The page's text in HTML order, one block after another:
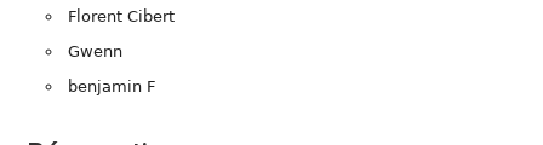
Florent Cibert
Gwenn
benjamin F